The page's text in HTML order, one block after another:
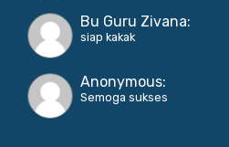
Bu Guru Zivana:
siap kakak
Anonymous:
Semoga sukses